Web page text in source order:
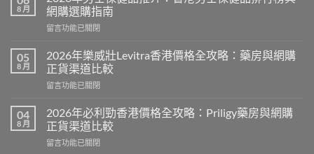
印
度
壯
藥
正
去
裡
買？
港
8 月
網購選購指南
在
年
男
士
保
品
推
介：
香
留言功能已關閉
05
8 月
2026年樂威壯Levitra香港價格全攻略：藥房與網購
正貨渠道比較
在
年
樂
威
壯
留言功能已關閉
04
8 月
2026年必利勁香港價格全攻略：Priligy藥房與網購
正貨渠道比較
在
留言功能已關閉